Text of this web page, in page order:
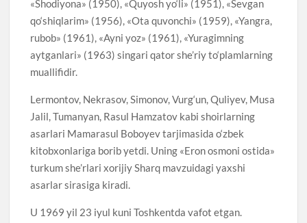
«Shodiyona» (1950), «Quyosh yo‘li» (1951), «Sevgan
qo‘shiqlarim» (1956), «Ota quvonchi» (1959), «Yangra,
rubob» (1961), «Ayni yoz» (1961), «Yuragimning
aytganlari» (1963) singari qator she’riy to‘plamlarning
muallifidir.
Lermontov, Nekrasov, Simonov, Vurg‘un, Quliyev, Musa
Jalil, Tumanyan, Rasul Hamzatov kabi shoirlarning
asarlari Mamarasul Boboyev tarjimasida o‘zbek
kitobxonlariga borib yetdi. Uning «Eron osmoni ostida»
turkum she’rlari xorijiy Sharq mavzuidagi yaxshi
asarlar sirasiga kiradi.
U 1969 yil 23 iyul kuni Toshkentda vafot etgan.